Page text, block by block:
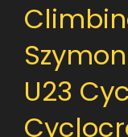
U23